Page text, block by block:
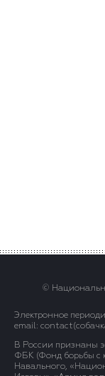
©
Электронное
email:
В России признаны
ФБК (Фонд борьбы с
Навального,